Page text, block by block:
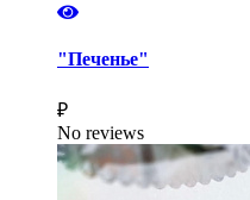
"Печенье"
₽
No reviews